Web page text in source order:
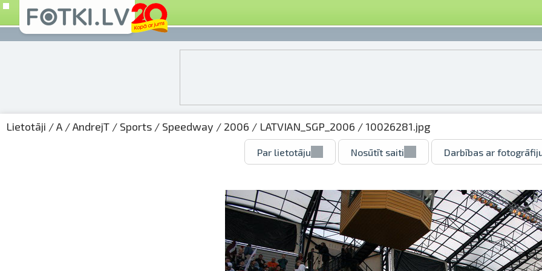
Lietotāji /A /AndrejT / Sports / Speedway / 2006 / LATVIAN_SGP_2006 / 10026281.jpg
Par lietotāju Nosūtīt saiti Darbības ar